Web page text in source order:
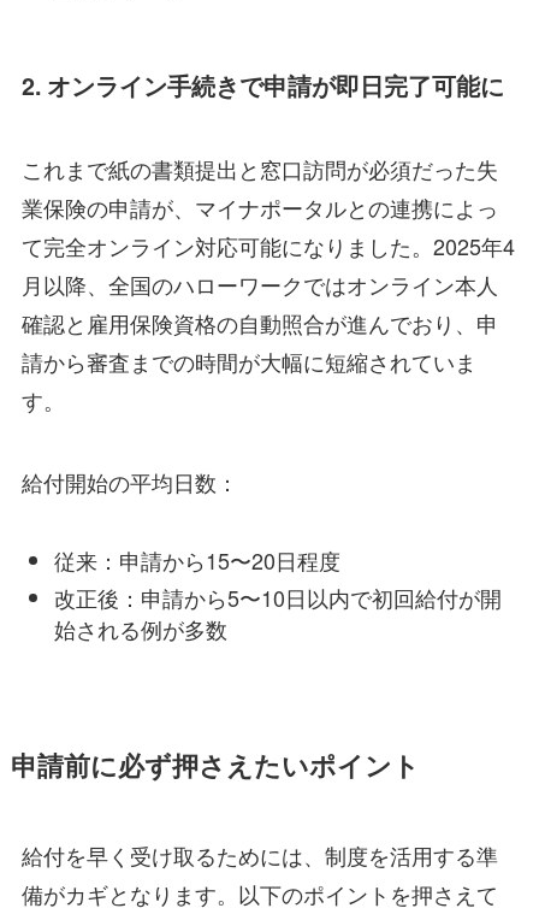
2. オンライン手続きで申請が即日完了可能に
これまで紙の書類提出と窓口訪問が必須だった失
業保険の申請が、マイナポータルとの連携によっ
て完全オンライン対応可能になりました。2025年4
月以降、全国のハローワークではオンライン本人
確認と雇用保険資格の自動照合が進んでおり、申
請から審査までの時間が大幅に短縮されていま
す。
給付開始の平均日数：
従来：申請から15〜20日程度
改正後：申請から5〜10日以内で初回給付が開
始される例が多数
申請前に必ず押さえたいポイント
給付を早く受け取るためには、制度を活用する準
備がカギとなります。以下のポイントを押さえて